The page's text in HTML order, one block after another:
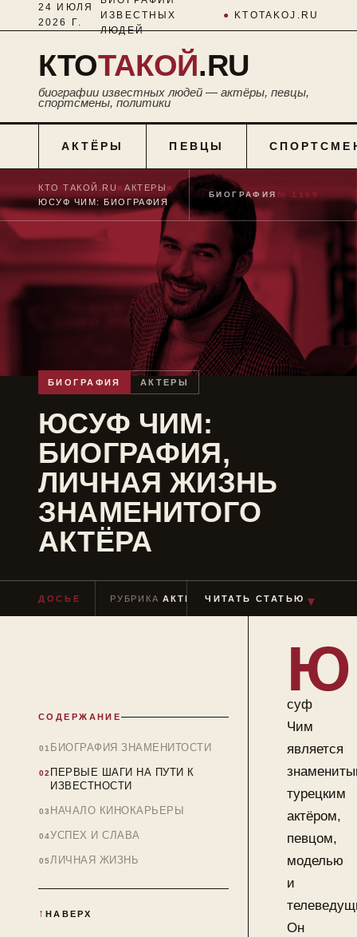
24 ИЮЛЯ
2026 Г.
ИЗВЕСТНЫХ
ЛЮДЕЙ
● KTOTAKOJ.RU
КТОТАКОЙ.RU
биографии известных людей — актёры, певцы,
спортсмены, политики
АКТЁРЫ ПЕВЦЫ
КТО ТАКОЙ.RU ■АКТЕРЫ ■
ЮСУФ ЧИМ: БИОГРАФИЯ
БИОГРАФИЯ № 1109
БИОГРАФИЯ АКТЕРЫ
ЮСУФ ЧИМ:
БИОГРАФИЯ,
ЛИЧНАЯ ЖИЗНЬ
ЗНАМЕНИТОГО
АКТЁРА
ДОСЬЕ РУБРИКААКТЕРЫ ЧТЕНИЕ ≈ 6 МИН
ЧИТАТЬ СТАТЬЮ ▼
СОДЕРЖАНИЕ
БИОГРАФИЯ ЗНАМЕНИТОСТИ
ПЕРВЫЕ ШАГИ НА ПУТИ К
ИЗВЕСТНОСТИ
НАЧАЛО КИНОКАРЬЕРЫ
УСПЕХ И СЛАВА
ЛИЧНАЯ ЖИЗНЬ
НАВЕРХ
Ю
суф
Чим
является
турецким
актёром,
певцом,
моделью
и
Он